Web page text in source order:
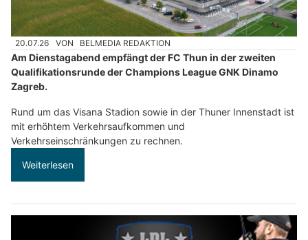
20.07.26 VON BELMEDIA REDAKTION
Am Dienstagabend empfängt der FC Thun in der zweiten
Qualifikationsrunde der Champions League GNK Dinamo
Zagreb.
Rund um das Visana Stadion sowie in der Thuner Innenstadt ist
mit erhöhtem Verkehrsaufkommen und
Verkehrseinschränkungen zu rechnen.
Weiterlesen